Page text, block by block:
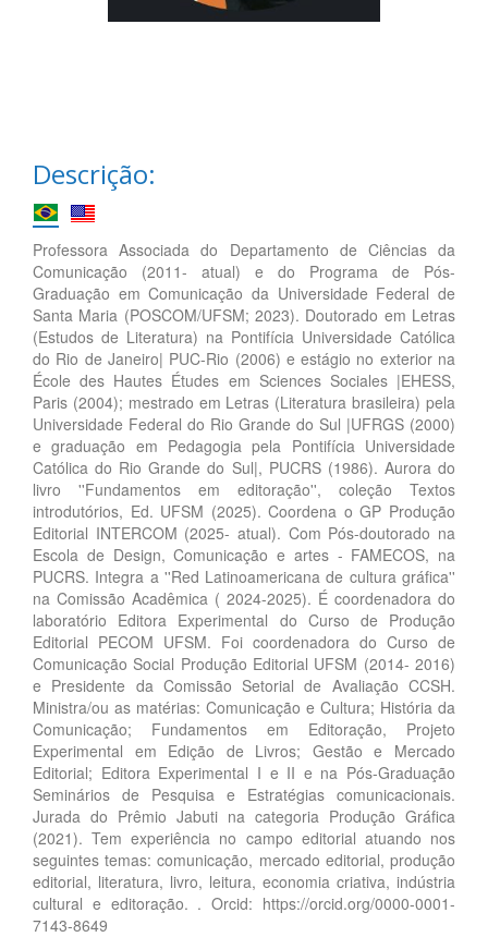
Descrição:
Professora Associada do Departamento de Ciências da
Comunicação (2011- atual) e do Programa de Pós-
Graduação em Comunicação da Universidade Federal de
Santa Maria (POSCOM/UFSM; 2023). Doutorado em Letras
(Estudos de Literatura) na Pontifícia Universidade Católica
do Rio de Janeiro| PUC-Rio (2006) e estágio no exterior na
École des Hautes Études em Sciences Sociales |EHESS,
Paris (2004); mestrado em Letras (Literatura brasileira) pela
Universidade Federal do Rio Grande do Sul |UFRGS (2000)
e graduação em Pedagogia pela Pontifícia Universidade
Católica do Rio Grande do Sul|, PUCRS (1986). Aurora do
livro ''Fundamentos em editoração'', coleção Textos
introdutórios, Ed. UFSM (2025). Coordena o GP Produção
Editorial INTERCOM (2025- atual). Com Pós-doutorado na
Escola de Design, Comunicação e artes - FAMECOS, na
PUCRS. Integra a ''Red Latinoamericana de cultura gráfica''
na Comissão Acadêmica ( 2024-2025). É coordenadora do
laboratório Editora Experimental do Curso de Produção
Editorial PECOM UFSM. Foi coordenadora do Curso de
Comunicação Social Produção Editorial UFSM (2014- 2016)
e Presidente da Comissão Setorial de Avaliação CCSH.
Ministra/ou as matérias: Comunicação e Cultura; História da
Comunicação; Fundamentos em Editoração, Projeto
Experimental em Edição de Livros; Gestão e Mercado
Editorial; Editora Experimental I e II e na Pós-Graduação
Seminários de Pesquisa e Estratégias comunicacionais.
Jurada do Prêmio Jabuti na categoria Produção Gráfica
(2021). Tem experiência no campo editorial atuando nos
seguintes temas: comunicação, mercado editorial, produção
editorial, literatura, livro, leitura, economia criativa, indústria
cultural e editoração. . Orcid: https://orcid.org/0000-0001-
7143-8649